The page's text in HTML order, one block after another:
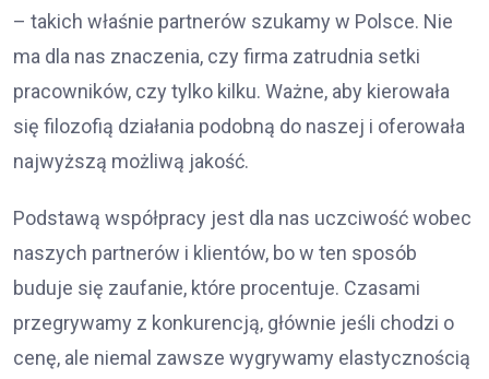
– takich właśnie partnerów szukamy w Polsce. Nie
ma dla nas znaczenia, czy firma zatrudnia setki
pracowników, czy tylko kilku. Ważne, aby kierowała
się filozofią działania podobną do naszej i oferowała
najwyższą możliwą jakość.
Podstawą współpracy jest dla nas uczciwość wobec
naszych partnerów i klientów, bo w ten sposób
buduje się zaufanie, które procentuje. Czasami
przegrywamy z konkurencją, głównie jeśli chodzi o
cenę, ale niemal zawsze wygrywamy elastycznością